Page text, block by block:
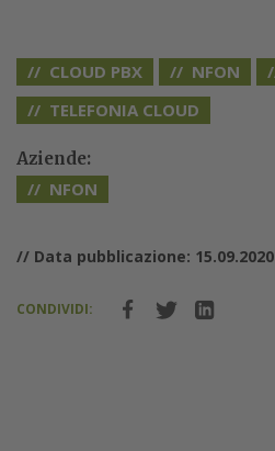
CLOUD PBX NFON
TELEFONIA CLOUD
Aziende:
NFON
// Data pubblicazione: 15.09.2020
CONDIVIDI: